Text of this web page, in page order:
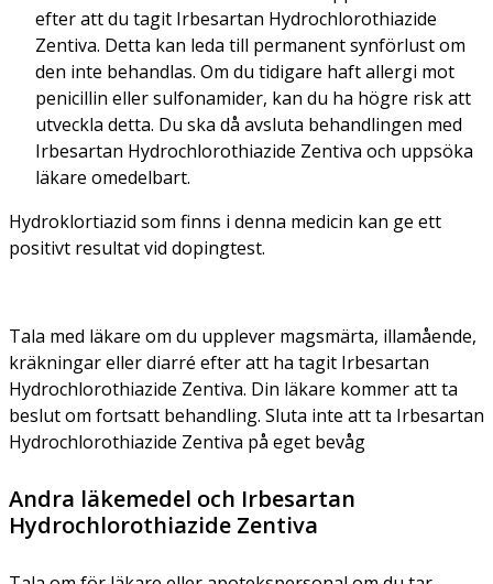
efter att du tagit Irbesartan Hydrochlorothiazide
Zentiva. Detta kan leda till permanent synförlust om
den inte behandlas. Om du tidigare haft allergi mot
penicillin eller sulfonamider, kan du ha högre risk att
utveckla detta. Du ska då avsluta behandlingen med
Irbesartan Hydrochlorothiazide Zentiva och uppsöka
läkare omedelbart.
Hydroklortiazid som finns i denna medicin kan ge ett
positivt resultat vid dopingtest.
Tala med läkare om du upplever magsmärta, illamående,
kräkningar eller diarré efter att ha tagit Irbesartan
Hydrochlorothiazide Zentiva. Din läkare kommer att ta
beslut om fortsatt behandling. Sluta inte att ta Irbesartan
Hydrochlorothiazide Zentiva på eget bevåg
Andra läkemedel och Irbesartan
Hydrochlorothiazide Zentiva